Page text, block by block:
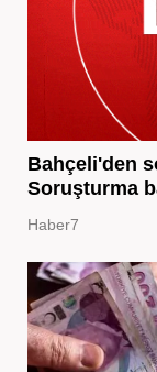
Bahçeli'den
Soruşturma
Haber7